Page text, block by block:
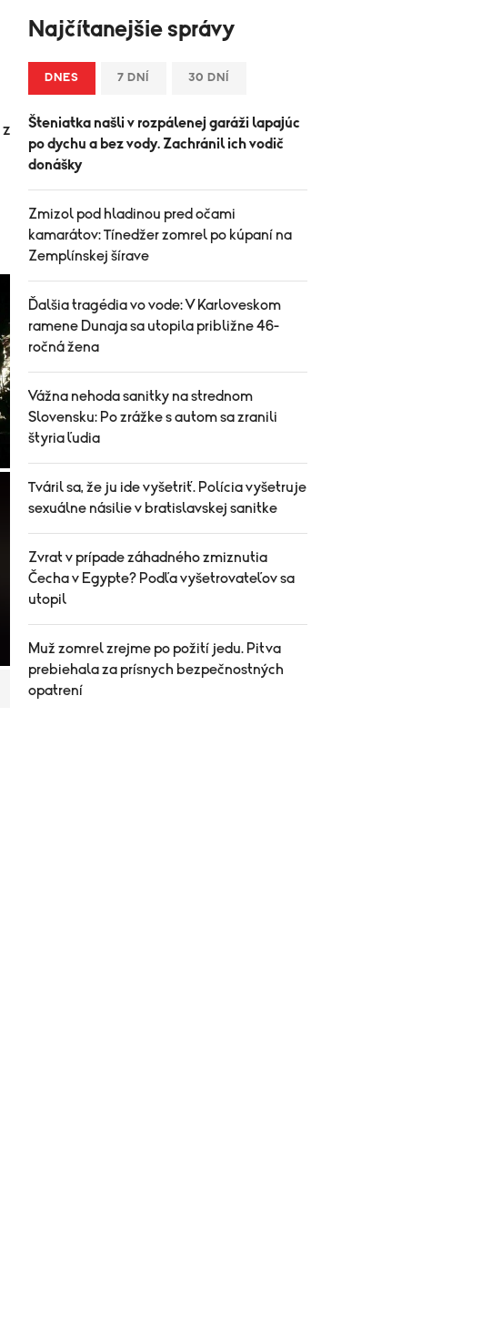
z
Najčítanejšie správy
DNES 7 DNÍ 30 DNÍ
Šteniatka našli v rozpálenej garáži lapajúc
po dychu a bez vody. Zachránil ich vodič
donášky
Zmizol pod hladinou pred očami
kamarátov: Tínedžer zomrel po kúpaní na
Zemplínskej šírave
Ďalšia tragédia vo vode: V Karloveskom
ramene Dunaja sa utopila približne 46-
ročná žena
Vážna nehoda sanitky na strednom
Slovensku: Po zrážke s autom sa zranili
štyria ľudia
Tváril sa, že ju ide vyšetriť. Polícia vyšetruje
sexuálne násilie v bratislavskej sanitke
Zvrat v prípade záhadného zmiznutia
Čecha v Egypte? Podľa vyšetrovateľov sa
utopil
Muž zomrel zrejme po požití jedu. Pitva
prebiehala za prísnych bezpečnostných
opatrení